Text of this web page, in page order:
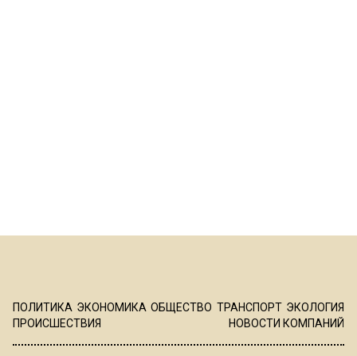
ПОЛИТИКА ЭКОНОМИКА ОБЩЕСТВО ТРАНСПОРТ ЭКОЛОГИЯ
ПРОИСШЕСТВИЯ
НОВОСТИ КОМПАНИЙ